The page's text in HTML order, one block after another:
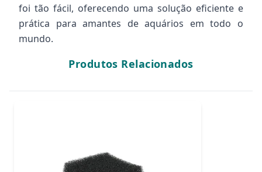
foi tão fácil, oferecendo uma solução eficiente e
prática para amantes de aquários em todo o
mundo.
Produtos Relacionados